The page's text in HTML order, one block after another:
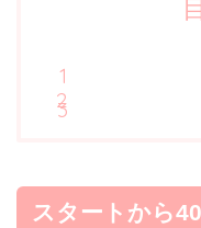
スタートから